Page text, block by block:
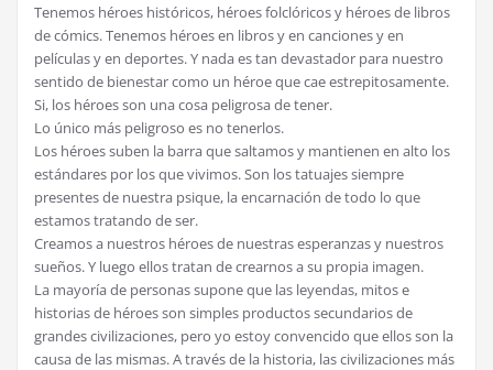
Tenemos héroes históricos, héroes folclóricos y héroes de libros
de cómics. Tenemos héroes en libros y en canciones y en
películas y en deportes. Y nada es tan devastador para nuestro
sentido de bienestar como un héroe que cae estrepitosamente.
Si, los héroes son una cosa peligrosa de tener.
Lo único más peligroso es no tenerlos.
Los héroes suben la barra que saltamos y mantienen en alto los
estándares por los que vivimos. Son los tatuajes siempre
presentes de nuestra psique, la encarnación de todo lo que
estamos tratando de ser.
Creamos a nuestros héroes de nuestras esperanzas y nuestros
sueños. Y luego ellos tratan de crearnos a su propia imagen.
La mayoría de personas supone que las leyendas, mitos e
historias de héroes son simples productos secundarios de
grandes civilizaciones, pero yo estoy convencido que ellos son la
causa de las mismas. A través de la historia, las civilizaciones más